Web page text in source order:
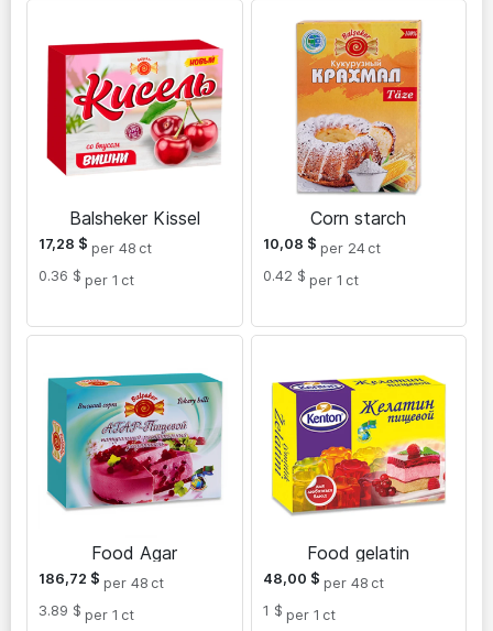
Balsheker Kissel
17,28 $ per 48 ct
0.36 $ per 1 ct
Corn starch
10,08 $ per 24 ct
0.42 $ per 1 ct
Food Agar
186,72 $ per 48 ct
3.89 $ per 1 ct
Food gelatin
48,00 $ per 48 ct
1 $ per 1 ct